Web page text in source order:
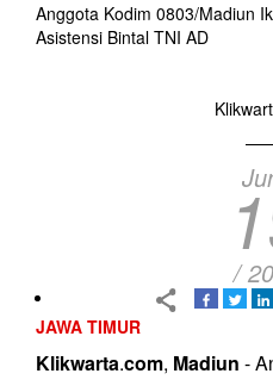
Anggota Kodim 0803/Madiun
Asistensi Bintal TNI AD
/
JAWA TIMUR
Klikwarta.com, Madiun -